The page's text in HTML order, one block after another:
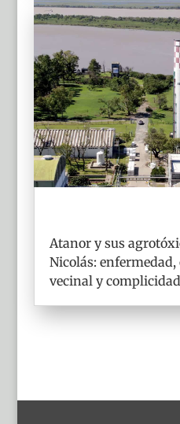
Atanor y sus
Nicolás:
vecinal y